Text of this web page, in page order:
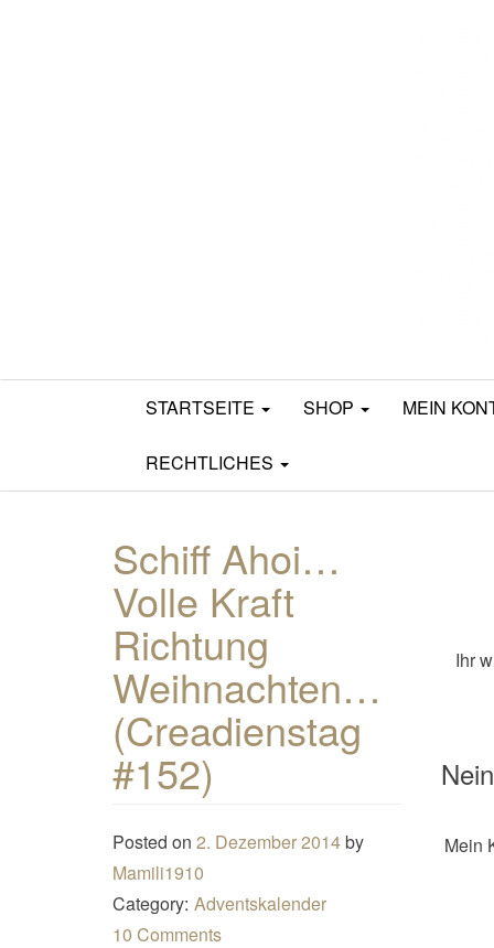
Mamili1910
STARTSEITE SHOP MEIN
RECHTLICHES
Schiff Ahoi…
Volle Kraft
Richtung
Weihnachten…
(Creadienstag
#152)
Posted on 2. Dezember 2014by
Mamili1910
Category: Adventskalender
10 Comments
Ihr
Mein